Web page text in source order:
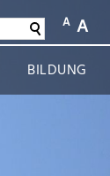
A A
BILDUNG